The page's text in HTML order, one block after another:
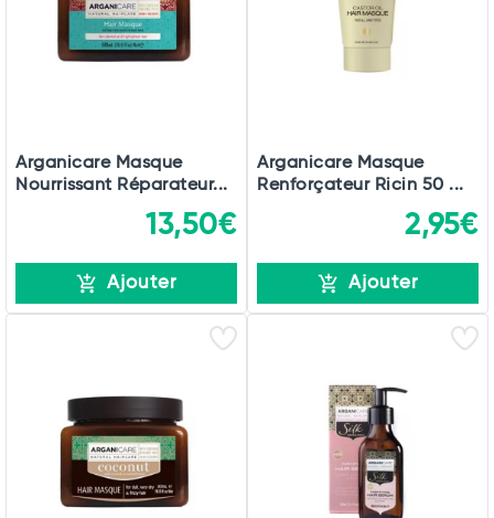
Arganicare Masque
Nourrissant Réparateur...
13,50€
Ajouter
Arganicare Masque
Renforçateur Ricin 50 ...
2,95€
Ajouter